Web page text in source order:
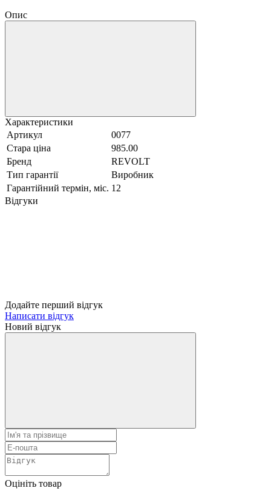
Опис
Характеристики
Артикул
0077
Стара ціна
985.00
Бренд
REVOLT
Тип гарантії
Виробник
Гарантійний термін, міс. 12
Відгуки
Додайте перший відгук
Написати відгук
Новий відгук
Оцініть товар